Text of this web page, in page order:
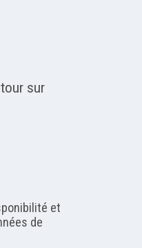
sur
et
de